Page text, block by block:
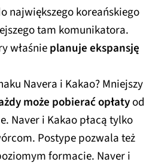
największego koreańskiego
tam komunikatora.
właśnieplanuje ekspansję
Navera i Kakao? Mniejszy
może pobierać opłatyod
Naver i Kakao płacą tylko
Postype pozwala też
formacie. Naver i